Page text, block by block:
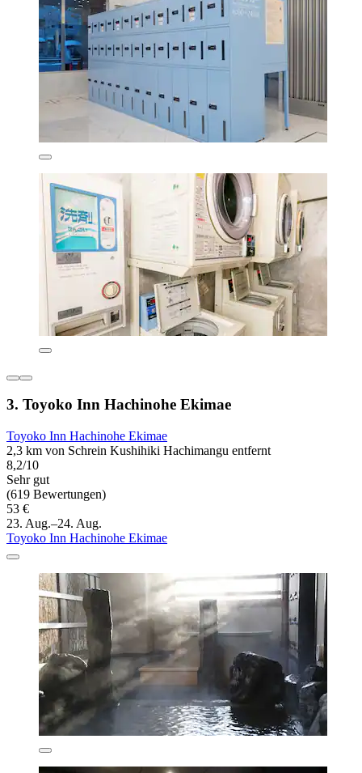
3. Toyoko Inn Hachinohe Ekimae
Toyoko Inn Hachinohe Ekimae
2,3 km von Schrein Kushihiki Hachimangu entfernt
8,2/10
Sehr gut
(619 Bewertungen)
53 €
23. Aug.–24. Aug.
Toyoko Inn Hachinohe Ekimae